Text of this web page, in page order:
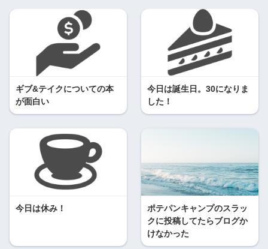
ギブ&テイクについての本
が面白い
今日は誕生日。30になりま
した！
今日は休み！
ポテパンキャンプのスラッ
クに投稿してたらブログか
けなかった